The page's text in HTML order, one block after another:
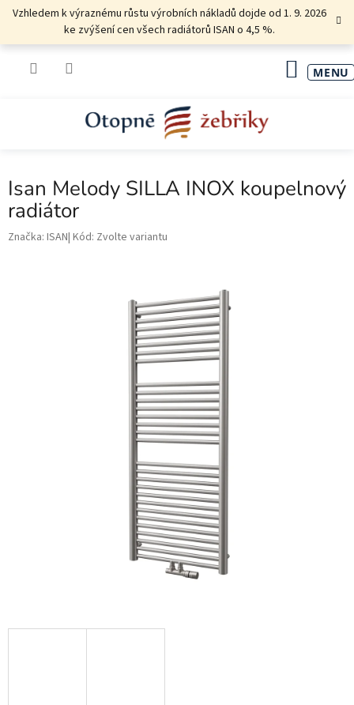
PřejítVzhledem k výraznému růstu výrobních nákladů dojde od 1. 9. 2026
ke zvýšení cen všech radiátorů ISAN o 4,5 %.
Isan Melody SILLA INOX koupelnový
radiátor
Značka: ISAN Kód: Zvolte variantu